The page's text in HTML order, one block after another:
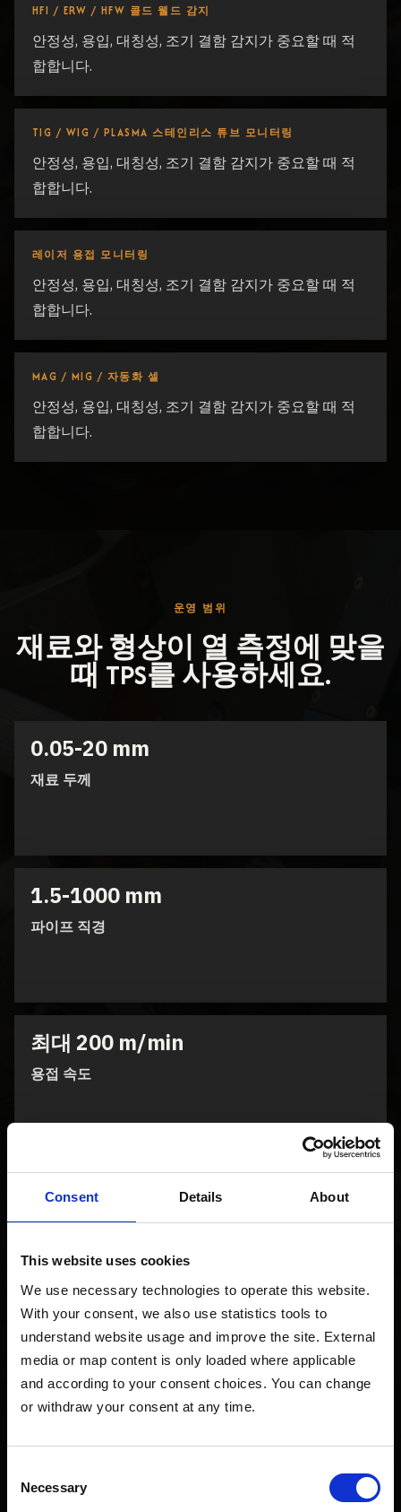
Consent Details About
This website uses cookies
We use necessary technologies to operate this website.
With your consent, we also use statistics tools to
understand website usage and improve the site. External
media or map content is only loaded where applicable
and according to your consent choices. You can change
or withdraw your consent at any time.
Selection
Necessary
HFI / ERW / HFW 콜드 웰드 감지
안정성, 용입, 대칭성, 조기 결함 감지가 중요할 때 적
합합니다.
TIG / WIG / PLASMA 스테인리스 튜브 모니터링
안정성, 용입, 대칭성, 조기 결함 감지가 중요할 때 적
합합니다.
레이저 용접 모니터링
안정성, 용입, 대칭성, 조기 결함 감지가 중요할 때 적
합합니다.
MAG / MIG / 자동화 셀
안정성, 용입, 대칭성, 조기 결함 감지가 중요할 때 적
합합니다.
운영 범위
재료와 형상이 열 측정에 맞을
때 TPS를 사용하세요.
0.05-20 mm
재료 두께
1.5-1000 mm
파이프 직경
최대 200 m/min
용접 속도
최대 25 mm
심 폭
>900 °C
TMC가 제시한 금속/합금 용융 온도 범위